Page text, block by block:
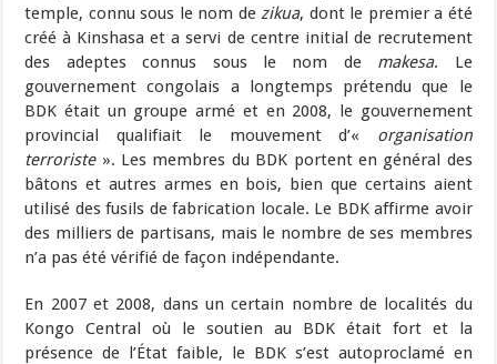
temple, connu sous le nom dezikua, dont le premier a été
créé à Kinshasa et a servi de centre initial de recrutement
des adeptes connus sous le nom de makesa. Le
gouvernement congolais a longtemps prétendu que le
BDK était un groupe armé et en 2008, le gouvernement
provincial qualifiait le mouvement d’« organisation
terroriste». Les membres du BDK portent en général des
bâtons et autres armes en bois, bien que certains aient
utilisé des fusils de fabrication locale. Le BDK affirme avoir
des milliers de partisans, mais le nombre de ses membres
n’a pas été vérifié de façon indépendante.
En 2007 et 2008, dans un certain nombre de localités du
Kongo Central où le soutien au BDK était fort et la
présence de l’État faible, le BDK s’est autoproclamé en